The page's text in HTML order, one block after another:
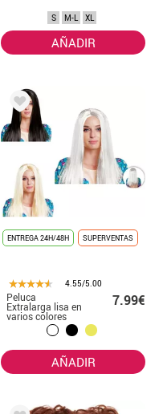
S M-L XL
AÑADIR
ENTREGA 24H/48H SUPERVENTAS
4.55/5.00
Peluca
Extralarga lisa en
varios colores
7.99€
AÑADIR